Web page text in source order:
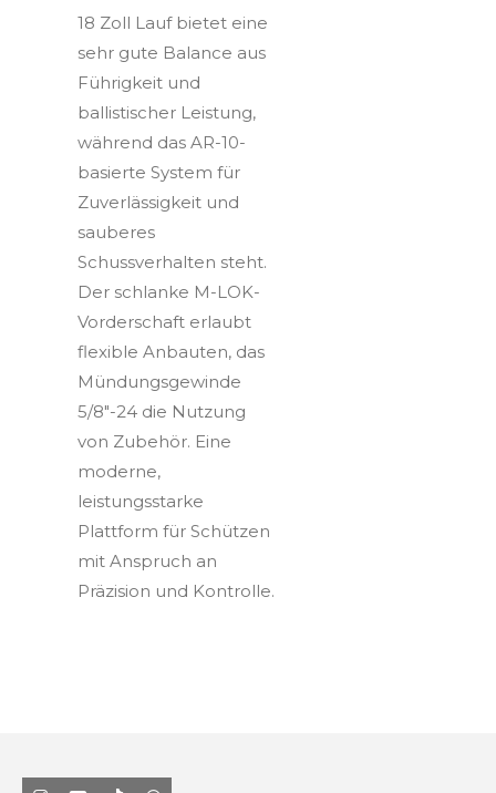
18 Zoll Lauf bietet eine
sehr gute Balance aus
Führigkeit und
ballistischer Leistung,
während das AR-10-
basierte System für
Zuverlässigkeit und
sauberes
Schussverhalten steht.
Der schlanke M-LOK-
Vorderschaft erlaubt
flexible Anbauten, das
Mündungsgewinde
5/8"-24 die Nutzung
von Zubehör. Eine
moderne,
leistungsstarke
Plattform für Schützen
mit Anspruch an
Präzision und Kontrolle.